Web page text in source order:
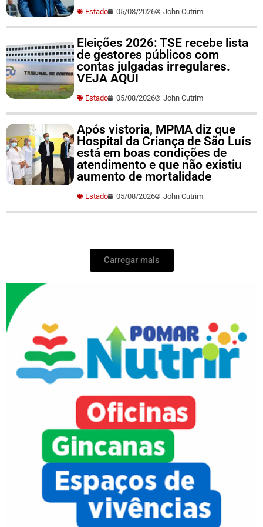
Estado 05/08/2026 John Cutrim
Eleições 2026: TSE recebe lista
de gestores públicos com
contas julgadas irregulares.
VEJA AQUI
Estado 05/08/2026 John Cutrim
Após vistoria, MPMA diz que
Hospital da Criança de São Luís
está em boas condições de
atendimento e que não existiu
aumento de mortalidade
Estado 05/08/2026 John Cutrim
Carregar mais